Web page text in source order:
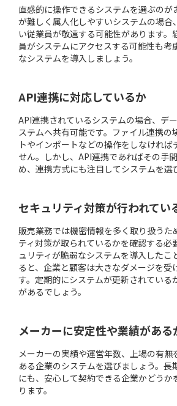
直感的に操作できるシステムを選ぶのが
が難しく属人化しやすいシステムの場合
い従業員が敬遠する可能性があります。
員がシステムにアクセスする可能性も考
なシステムを導入しましょう。
API連携に対応しているか
API連携されているシステムの場合、デ
ステムへ共有可能です。ファイル連携の
トやインポートなどの操作をしなければ
せん。しかし、API連携であればその手
め、連携方式にも注目してシステムを選
セキュリティ対策が行われてい
販売業務では機密情報を多く取り扱うた
ティ対策が取られているかを確認する必
ュリティが脆弱なシステムを導入したこ
ると、企業と顧客は大きなダメージを受
す。定期的にシステムが更新されている
があるでしょう。
メーカーに安定性や業績がある
メーカーの実績や運営年数、上場の有無
ある企業のシステムを選びましょう。長
にも、安心して契約できる企業かどうか
ります。